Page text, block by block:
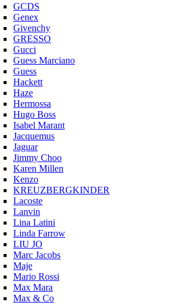
GCDS
Genex
Givenchy
GRESSO
Gucci
Guess Marciano
Guess
Hackett
Haze
Hermossa
Hugo Boss
Isabel Marant
Jacquemus
Jaguar
Jimmy Choo
Karen Millen
Kenzo
KREUZBERGKINDER
Lacoste
Lanvin
Lina Latini
Linda Farrow
LIU JO
Marc Jacobs
Maje
Mario Rossi
Max Mara
Max & Co